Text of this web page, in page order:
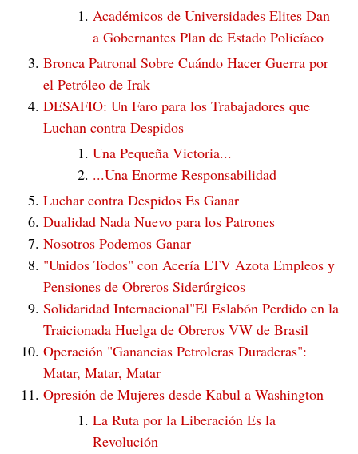
Académicos de Universidades Elites Dan
a Gobernantes Plan de Estado Policíaco
Bronca Patronal Sobre Cuándo Hacer Guerra por
el Petróleo de Irak
DESAFIO: Un Faro para los Trabajadores que
Luchan contra Despidos
Una Pequeña Victoria...
...Una Enorme Responsabilidad
Luchar contra Despidos Es Ganar
Dualidad Nada Nuevo para los Patrones
Nosotros Podemos Ganar
"Unidos Todos" con Acería LTV Azota Empleos y
Pensiones de Obreros Siderúrgicos
Solidaridad Internacional"El Eslabón Perdido en la
Traicionada Huelga de Obreros VW de Brasil
Operación "Ganancias Petroleras Duraderas":
Matar, Matar, Matar
Opresión de Mujeres desde Kabul a Washington
La Ruta por la Liberación Es la
Revolución